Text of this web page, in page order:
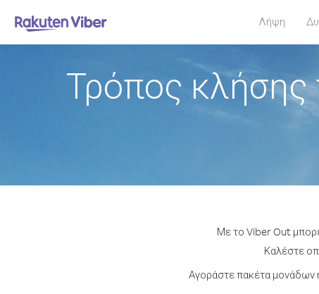
Λήψη
Τρόπος κλήσης
Με το Viber Out
Καλέστε
Αγοράστε πακέτα μονάδων